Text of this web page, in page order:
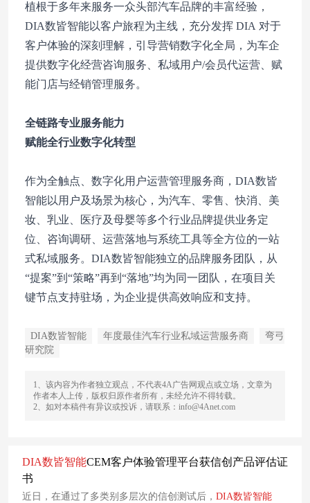
植根于多年来服务一众头部汽车品牌的丰富经验，
DIA数皆智能以客户旅程为主线，充分发挥 DIA 对于
客户体验的深刻理解，引导营销数字化全局，为车企
提供数字化经营咨询服务、私域用户/会员代运营、赋
能门店与经销管理服务。
全链路专业服务能力
赋能全行业数字化转型
作为全触点、数字化用户运营管理服务商，DIA数皆
智能以用户及场景为核心，为汽车、零售、快消、美
妆、乳业、医疗及母婴等多个行业品牌提供业务定
位、咨询调研、运营落地与系统工具等全方位的一站
式私域服务。DIA数皆智能独立的品牌服务团队，从
“提案”到“策略”再到“落地”均为同一团队，在项目关
键节点支持驻场，为企业提供高效响应和支持。
DIA数皆智能 年度最佳汽车行业私域运营服务商
弯弓
研究院
1、该内容为作者独立观点，不代表4A广告网观点或立场，文章为
作者本人上传，版权归原作者所有，未经允许不得转载。
2、如对本稿件有异议或投诉，请联系：info@4Anet.com
DIA数皆智能CEM客户体验管理平台获信创产品评估证
书
近日，在通过了多类别多层次的信创测试后， DIA数皆智能